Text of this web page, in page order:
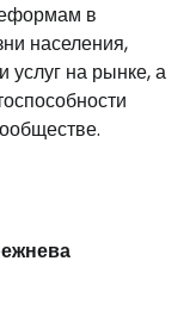
в
населения,
услуг на рынке, а